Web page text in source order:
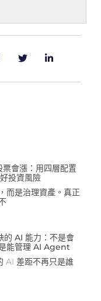
會漲：用四層配置
投資風險
而是治理資產。真正
的 AI 能力：不是會
能管理 AI Agent
AI 差距不再只是誰